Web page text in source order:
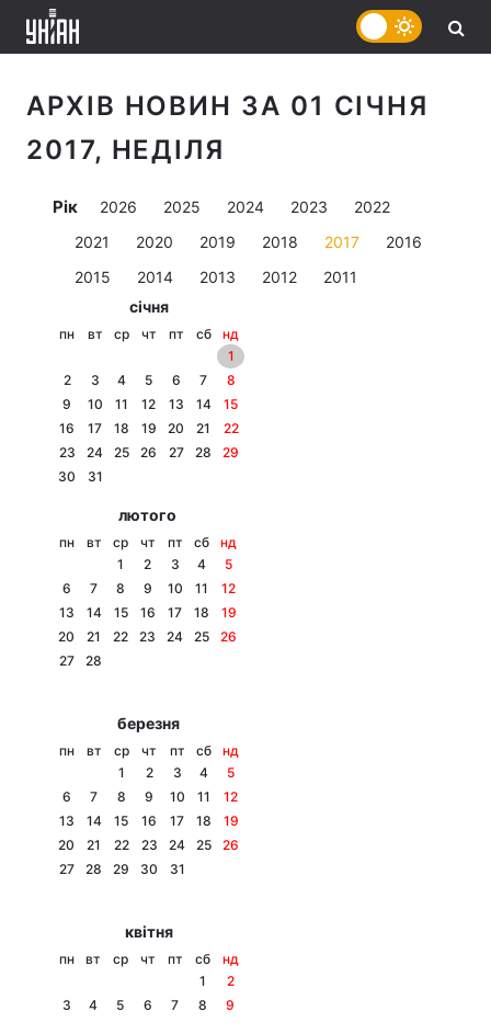
АРХІВ НОВИН ЗА 01 СІЧНЯ
2017, НЕДІЛЯ
Рік 2026 2025 2024 2023
2022
2021
2020 2019 2018 2017
2016
2015
2014 2013 2012
2011
січня
пн вт ср чт пт сб
нд
1
2
3 4 5 6 7
8
9
10 11 12 13 14
15
16
17 18 19 20 21
22
23
24 25 26 27 28
29
30
31
лютого
пн вт ср чт пт сб
нд
1
2 3 4
5
6
7 8 9 10 11
12
13
14 15 16 17 18
19
20
21 22 23 24 25
26
27
28
березня
пн вт ср чт пт сб
нд
1
2 3 4
5
6
7 8 9 10 11
12
13
14 15 16 17 18
19
20
21 22 23 24 25
26
27
28 29 30 31
квітня
пн вт ср чт пт сб
нд
1
2
3
4 5 6 7 8
9